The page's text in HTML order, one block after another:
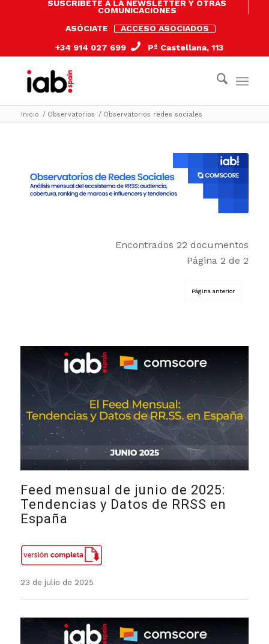
SUSCRÍBETE A LA NEWSLETTER Y OTRAS
COMUNICACIONES
ASÓCIATE
ACCESO ASOCIADOS
+34 914 027 699
Pº Castellana, 113
Inicio / Observatorios / Observatorios redes sociales
Encontrados 22 documentos
Página 2 de 2
Feed mensual de junio de 2025:
Tendencias y Datos de RRSS en
España
23 de julio de 2025